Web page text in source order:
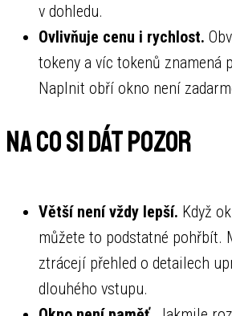
v dohledu.
Ovlivňuje cenu i rychlost.
tokeny a víc tokenů znamená
Naplnit obří okno není
Na co si dát pozor
Větší není vždy lepší. Když
můžete to podstatné pohřbít.
ztrácejí přehled o detailech
dlouhého vstupu.